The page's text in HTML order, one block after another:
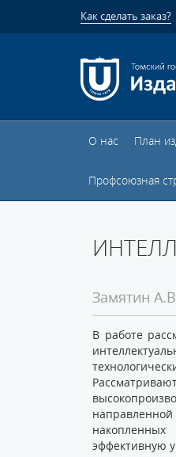
Как сделать заказ?
О нас План
Профсоюзная
Замятин
В работе
эффективную